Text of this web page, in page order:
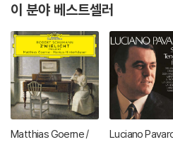
이 분야 베스트셀러
Matthias Goerne /
Luciano